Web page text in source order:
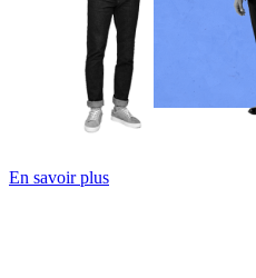
En savoir plus